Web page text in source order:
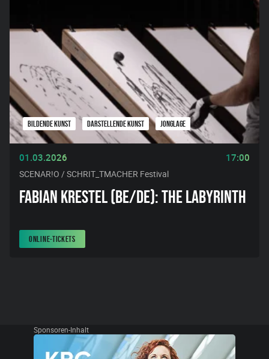
BILDENDE KUNST DARSTELLENDE KUNST JONGLAGE
01.03.2026 17:00
SCENAR!O / SCHRIT_TMACHER Festival
FABIAN KRESTEL (BE/DE): THE LABYRINTH
ONLINE-TICKETS
Sponsoren-Inhalt